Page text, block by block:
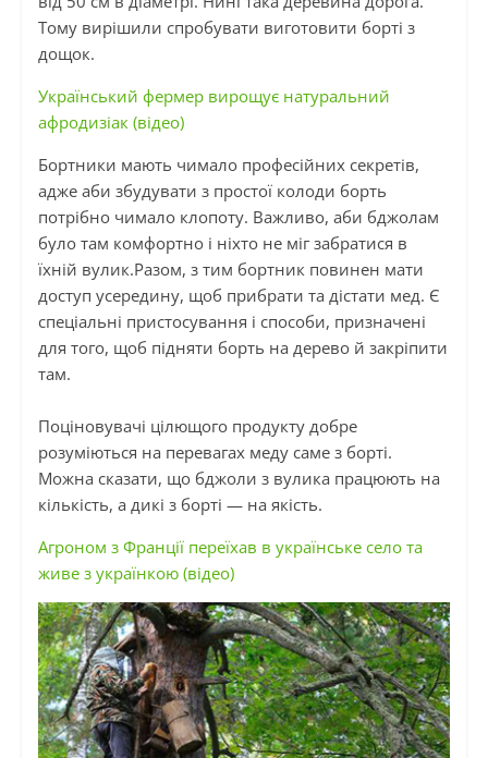
Тому вирішили спробувати виготовити борті з
дощок.
Український фермер вирощує натуральний
афродизіак (відео)
Бортники мають чимало професійних секретів,
адже аби збудувати з простої колоди борть
потрібно чимало клопоту. Важливо, аби бджолам
було там комфортно і ніхто не міг забратися в
їхній вулик.Разом, з тим бортник повинен мати
доступ усередину, щоб прибрати та дістати мед. Є
спеціальні пристосування і способи, призначені
для того, щоб підняти борть на дерево й закріпити
там.
Поціновувачі цілющого продукту добре
розуміються на перевагах меду саме з борті.
Можна сказати, що бджоли з вулика працюють на
кількість, а дикі з борті — на якість.
Агроном з Франції переїхав в українське село та
живе з українкою (відео)